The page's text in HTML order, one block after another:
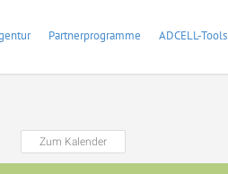
Partnerprogramme ADCELL-Tools
Zum Kalender